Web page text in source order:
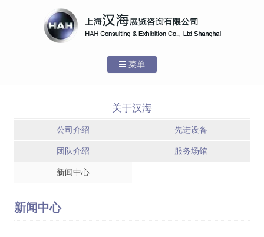
菜单
关于汉海
公司介绍 先进设备
团队介绍 服务场馆
新闻中心
新闻中心